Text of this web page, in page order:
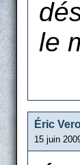
le
Éric
15 juin